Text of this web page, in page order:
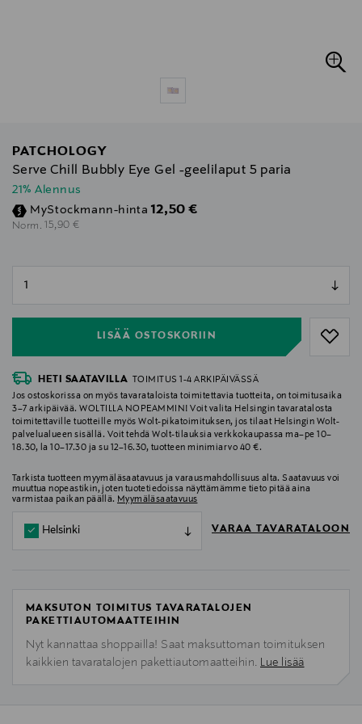
PATCHOLOGY
Serve Chill Bubbly Eye Gel -geelilaput 5 paria
21% Alennus
MyStockmann-hinta Discounted Price
12,50 €
Norm. Original Price
15,90 €
LISÄÄ OSTOSKORIIN
HETI SAATAVILLA TOIMITUS 1-4 ARKIPÄIVÄSSÄ
Jos ostoskorissa on myös tavarataloista toimitettavia tuotteita, on toimitusaika
3–7 arkipäivää. WOLTILLA NOPEAMMIN! Voit valita Helsingin tavaratalosta
toimitettaville tuotteille myös Wolt-pikatoimituksen, jos tilaat Helsingin Wolt-
palvelualueen sisällä. Voit tehdä Wolt-tilauksia verkkokaupassa ma–pe 10–
18.30, la 10–17.30 ja su 12–16.30, tuotteen minimiarvo 40 €.
Tarkista tuotteen myymäläsaatavuus ja varausmahdollisuus alta. Saatavuus voi
muuttua nopeastikin, joten tuotetiedoissa näyttämämme tieto pitää aina
varmistaa paikan päällä. Myymäläsaatavuus
Helsinki VARAA TAVARATALOON
MAKSUTON TOIMITUS TAVARATALOJEN
PAKETTIAUTOMAATTEIHIN
Nyt kannattaa shoppailla! Saat maksuttoman toimituksen
kaikkien tavaratalojen pakettiautomaatteihin. Lue lisää